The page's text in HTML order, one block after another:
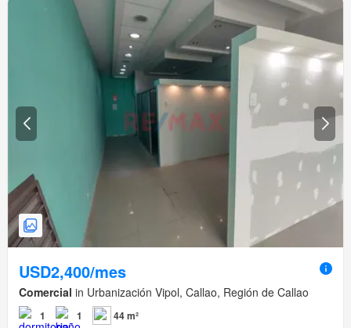
USD2,400/mes
Comercial in Urbanización Vipol, Callao, Región de Callao
1 1
44 m²